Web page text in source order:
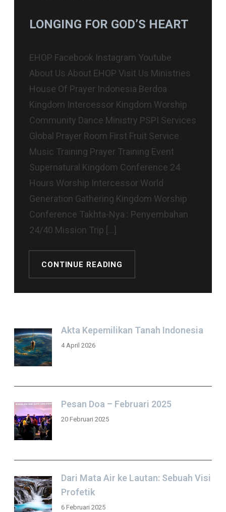
LONGING FOR GOD’S HEART
EHOP Facebook Instagram Youtube
About Us About EHOP Visit Us Ministries
House Of Prayer Indonesia Berdoa
Kingdom Intercessor Kingdom Worship
Community Dance Ministry PSPI Services
Global Prayer Room First Fruit Service
Music Training Prayer Training Event
Supernatural Kingdom Conference 24
Hours Worship Intercessor World
Generation Gathering Kingdom Worship
Conference Takhta-Nya : Penyembahan
24/40 Mission Trip […]
CONTINUE READING
Akta Kepemilikan Tanah Indonesia
4 April 2026
Pesan Doa – Februari 2025
20 Februari 2025
Dari Mata Air ke Lautan: Sebuah Visi
Profetik
6 Februari 2025